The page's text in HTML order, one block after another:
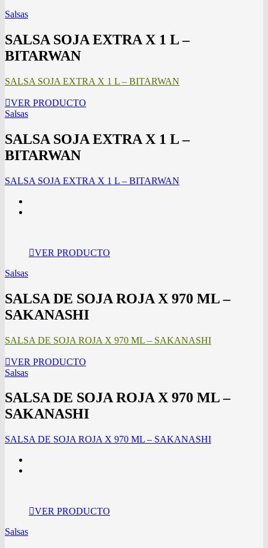
Salsas
SALSA SOJA EXTRA X 1 L –
BITARWAN
SALSA SOJA EXTRA X 1 L – BITARWAN
VER PRODUCTO
Salsas
SALSA SOJA EXTRA X 1 L –
BITARWAN
SALSA SOJA EXTRA X 1 L – BITARWAN
VER PRODUCTO
Salsas
SALSA DE SOJA ROJA X 970 ML –
SAKANASHI
SALSA DE SOJA ROJA X 970 ML – SAKANASHI
VER PRODUCTO
Salsas
SALSA DE SOJA ROJA X 970 ML –
SAKANASHI
SALSA DE SOJA ROJA X 970 ML – SAKANASHI
VER PRODUCTO
Salsas